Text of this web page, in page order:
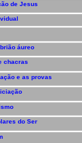
de Jesus
áureo
chacras
e as provas
do Ser